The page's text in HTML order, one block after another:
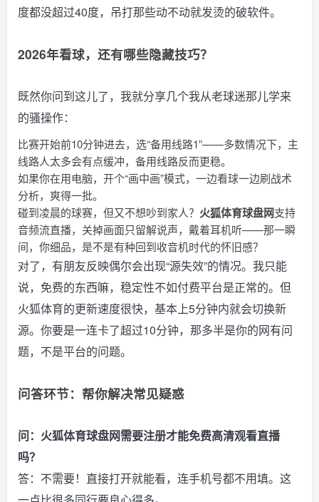
度都没超过40度，吊打那些动不动就发烫的破软件。
2026年看球，还有哪些隐藏技巧？
既然你问到这儿了，我就分享几个我从老球迷那儿学来
的骚操作：
比赛开始前10分钟进去，选“备用线路1”——多数情况下，主
线路人太多会有点缓冲，备用线路反而更稳。
如果你在用电脑，开个“画中画”模式，一边看球一边刷战术
分析，爽得一批。
碰到凌晨的球赛，但又不想吵到家人？ 火狐体育球盘网支持
音频流直播，关掉画面只留解说声，戴着耳机听——那一瞬
间，你细品，是不是有种回到收音机时代的怀旧感？
对了，有朋友反映偶尔会出现“源失效”的情况。我只能
说，免费的东西嘛，稳定性不如付费平台是正常的。但
火狐体育的更新速度很快，基本上5分钟内就会切换新
源。你要是一连卡了超过10分钟，那多半是你的网有问
题，不是平台的问题。
问答环节：帮你解决常见疑惑
问：火狐体育球盘网需要注册才能免费高清观看直播
吗？
答：不需要！直接打开就能看，连手机号都不用填。这